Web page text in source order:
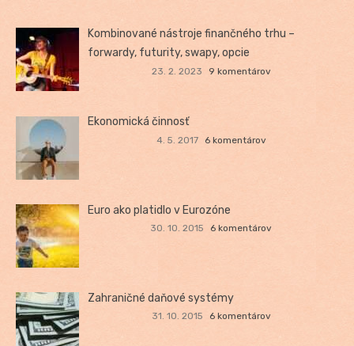
Kombinované nástroje finančného trhu –
forwardy, futurity, swapy, opcie
23. 2. 2023 9 komentárov
Ekonomická činnosť
4. 5. 2017 6 komentárov
Euro ako platidlo v Eurozóne
30. 10. 2015 6 komentárov
Zahraničné daňové systémy
31. 10. 2015 6 komentárov